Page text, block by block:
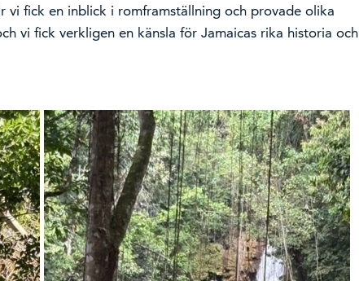
fick en inblick i romframställning och provade olika
vi fick verkligen en känsla för Jamaicas rika historia och